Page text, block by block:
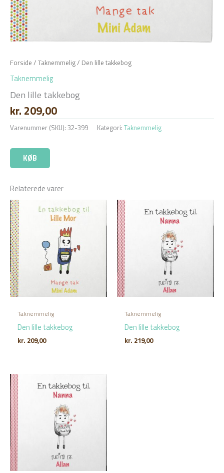
Forside / Taknemmelig/ Den lille takkebog
Taknemmelig
Den lille takkebog
kr. 209,00
Varenummer (SKU): 32-399 Kategori: Taknemmelig
KØB
Relaterede varer
Taknemmelig
Den lille takkebog
kr. 209,00
Taknemmelig
Den lille takkebog
kr. 219,00